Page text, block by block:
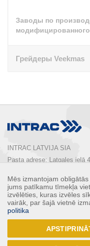
Заводы по
Грейдеры Veekmas
INTRAC LATVIJA SIA
Pasta adrese: Latgales ielā
Tālrunis: + 371 67 803 700
E-pasts: info@intrac.lv
КОНТАКТЫ
Mēs izmantojam
jums patīkamu tīmekļa
izvēlēties, kuras izvēles
vairāk, par šajā vietnē
politika